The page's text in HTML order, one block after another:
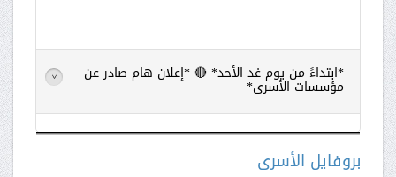
*ابتداءً من يوم غد الأحد* 🔴 *إعلان هام صادر عن
مؤسسات الأسرى* >
اقرأ
بروفايل الأسرى